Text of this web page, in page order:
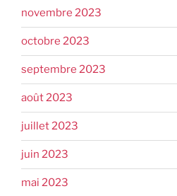
novembre 2023
octobre 2023
septembre 2023
août 2023
juillet 2023
juin 2023
mai 2023